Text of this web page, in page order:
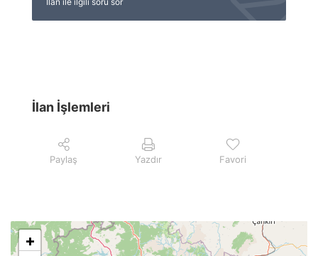
İlan İşlemleri
Paylaş Yazdır Favori
+